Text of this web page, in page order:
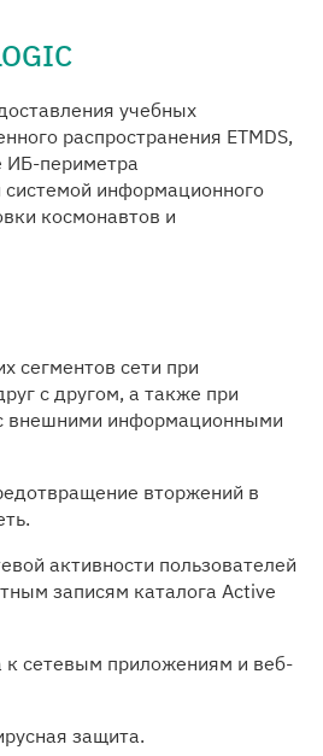
учебных
распространения ETMDS,
ИБ-периметра
информационного
космонавтов и
сегментов сети при
с другом, а также при
внешними информационными
вторжений в
активности пользователей
записям каталога Active
к сетевым приложениям и веб-
защита.